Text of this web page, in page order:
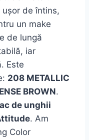
de întins,
un make
de lungă
iar
Este
: 208 METALLIC
BROWN.
de unghii
. Am
Color